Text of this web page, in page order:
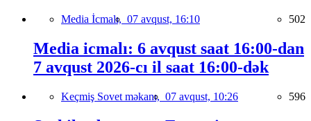
Media İcmalı, 07 avqust, 16:10 502
Media icmalı: 6 avqust saat 16:00-dan
7 avqust 2026-cı il saat 16:00-dək
Keçmiş Sovet məkanı, 07 avqust, 10:26 596